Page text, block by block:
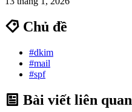
Chủ đề
#dkim
#mail
#spf
Bài viết liên quan